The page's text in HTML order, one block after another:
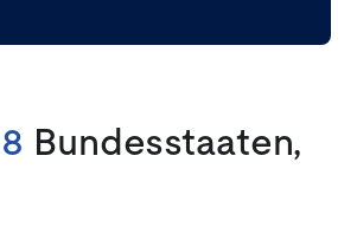
Bundesstaaten,